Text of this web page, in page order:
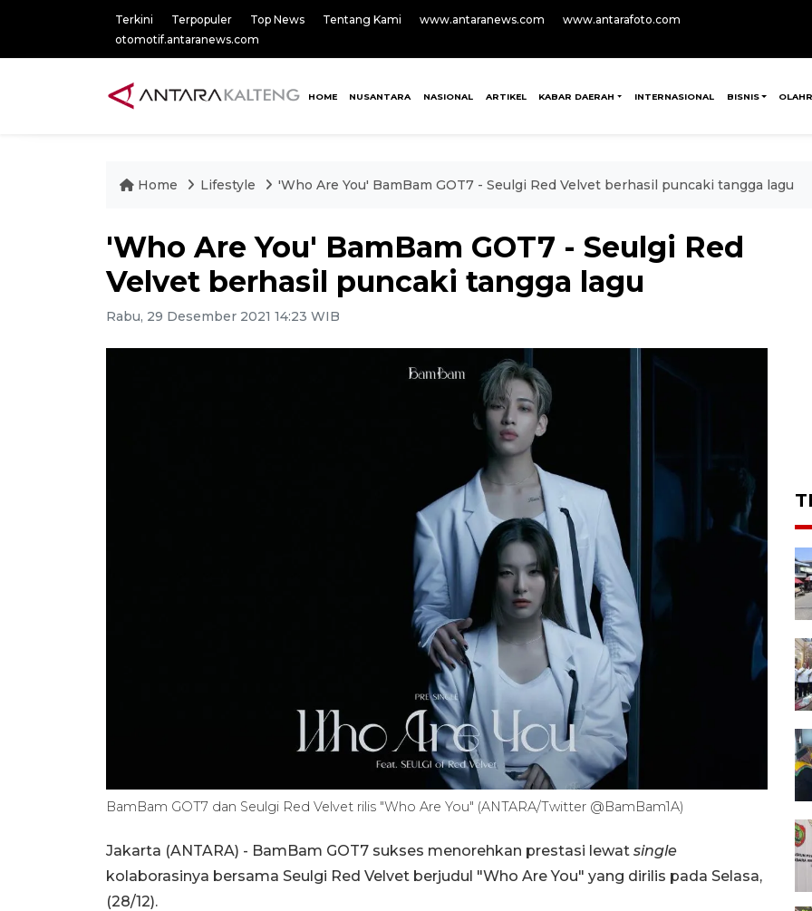
Terkini Terpopuler Top News Tentang Kami www.antaranews.com
www.antarafoto.com
otomotif.antaranews.com
HOME NUSANTARA NASIONAL ARTIKEL KABAR DAERAH INTERNASIONAL BISNIS
Home Lifestyle 'Who Are You' BamBam GOT7 - Seulgi Red Velvet berhasil puncaki tangga lagu
'Who Are You' BamBam GOT7 - Seulgi Red
Velvet berhasil puncaki tangga lagu
Rabu, 29 Desember 2021 14:23 WIB
BamBam GOT7 dan Seulgi Red Velvet rilis "Who Are You" (ANTARA/Twitter @BamBam1A)
Jakarta (ANTARA) - BamBam GOT7 sukses menorehkan prestasi lewat single
kolaborasinya bersama Seulgi Red Velvet berjudul "Who Are You" yang dirilis pada Selasa,
(28/12).